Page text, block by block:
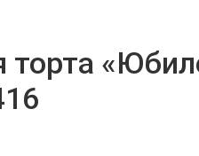
торта